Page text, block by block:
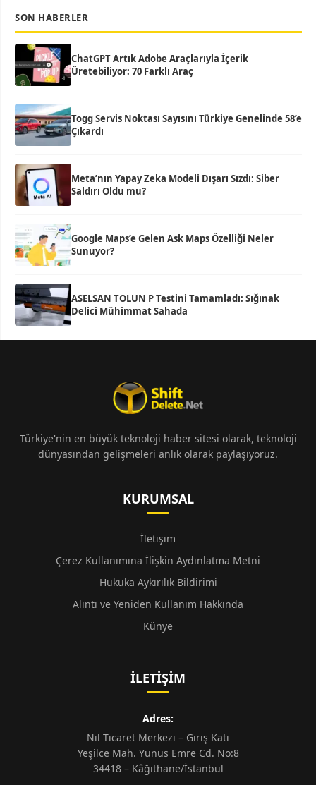
SON HABERLER
ChatGPT Artık Adobe Araçlarıyla İçerik
Üretebiliyor: 70 Farklı Araç
Togg Servis Noktası Sayısını Türkiye Genelinde 58’e
Çıkardı
Meta’nın Yapay Zeka Modeli Dışarı Sızdı: Siber
Saldırı Oldu mu?
Google Maps’e Gelen Ask Maps Özelliği Neler
Sunuyor?
ASELSAN TOLUN P Testini Tamamladı: Sığınak
Delici Mühimmat Sahada
Türkiye'nin en büyük teknoloji haber sitesi olarak, teknoloji
dünyasından gelişmeleri anlık olarak paylaşıyoruz.
KURUMSAL
İletişim
Çerez Kullanımına İlişkin Aydınlatma Metni
Hukuka Aykırılık Bildirimi
Alıntı ve Yeniden Kullanım Hakkında
Künye
İLETIŞIM
Adres:
Nil Ticaret Merkezi – Giriş Katı
Yeşilce Mah. Yunus Emre Cd. No:8
34418 – Kâğıthane/İstanbul